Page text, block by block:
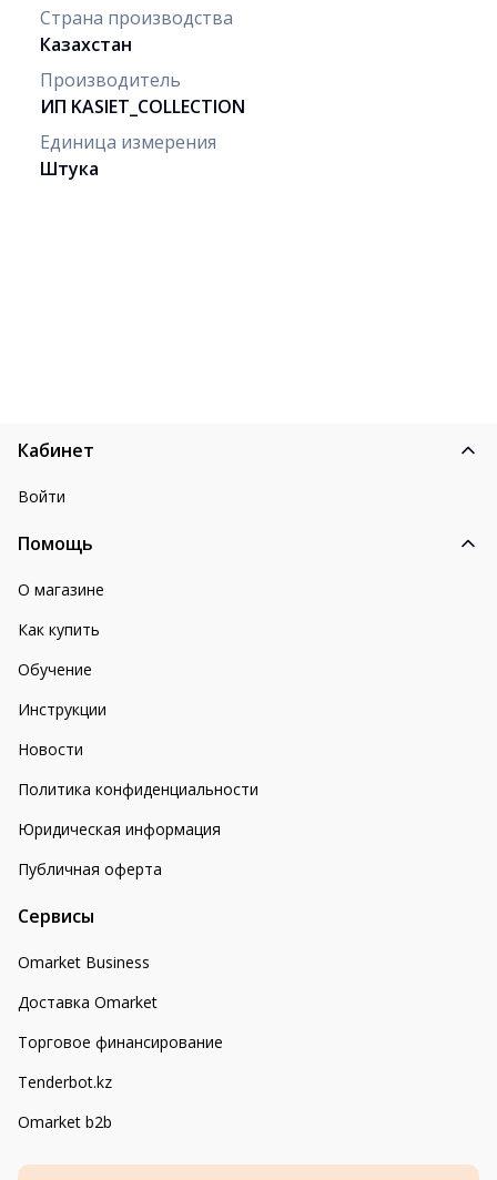
Страна производства
Казахстан
Производитель
ИП KASIET_COLLECTION
Единица измерения
Штука
Кабинет
Войти
Помощь
О магазине
Как купить
Обучение
Инструкции
Новости
Политика конфиденциальности
Юридическая информация
Публичная оферта
Сервисы
Omarket Business
Доставка Omarket
Торговое финансирование
Tenderbot.kz
Omarket b2b